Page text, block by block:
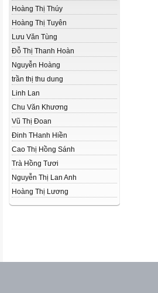
Hoàng Thị Thúy
Hoàng Thị Tuyên
Lưu Văn Tùng
Đỗ Thị Thanh Hoàn
Nguyễn Hoàng
trần thị thu dung
Linh Lan
Chu Văn Khương
Vũ Thị Đoan
Đinh THanh Hiền
Cao Thị Hồng Sánh
Trà Hồng Tươi
Nguyễn Thị Lan Anh
Hoàng Thị Lương